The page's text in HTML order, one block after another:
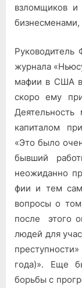
взломщиков и
бизнесменами,
журнала
мафии в США
скоро ему
капиталом
«Это было
бывший
неожиданно
фии и тем
вопросы о
после этого
людей для
года)». Еще
борьбы с